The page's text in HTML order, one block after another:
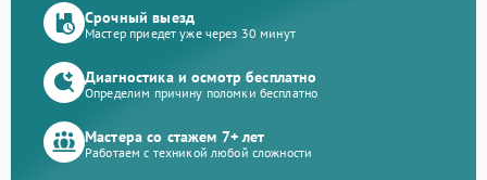
Срочный выезд
Мастер приедет уже через 30 минут
Диагностика и осмотр бесплатно
Определим причину поломки бесплатно
Мастера со стажем 7+ лет
Работаем с техникой любой сложности